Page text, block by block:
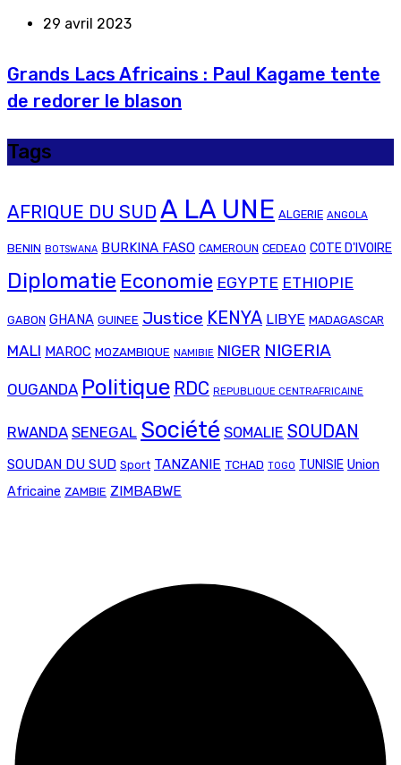
29 avril 2023
Grands Lacs Africains : Paul Kagame tente
de redorer le blason
Tags
AFRIQUE DU SUD A LA UNE ALGERIE ANGOLA
BENIN BOTSWANA BURKINA FASO CAMEROUN CEDEAO COTE D'IVOIRE
Diplomatie Economie EGYPTE ETHIOPIE
GABON GHANA GUINEE Justice KENYA LIBYE MADAGASCAR
MALI MAROC MOZAMBIQUE NAMIBIE NIGER NIGERIA
OUGANDA Politique RDC REPUBLIQUE CENTRAFRICAINE
RWANDA SENEGAL Société SOMALIE SOUDAN
SOUDAN DU SUD Sport TANZANIE TCHAD TOGO TUNISIE Union
Africaine ZAMBIE ZIMBABWE